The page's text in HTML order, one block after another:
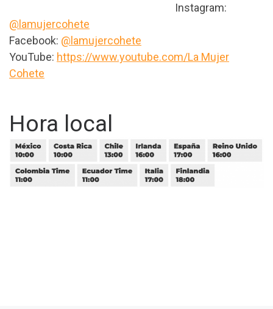
Instagram:
@lamujercohete
Facebook: @lamujercohete
YouTube: https://www.youtube.com/La Mujer
Cohete
Hora local